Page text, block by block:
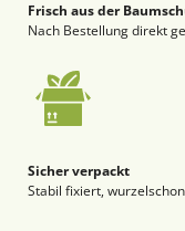
Frisch aus der
Nach Bestellung direkt
Sicher verpackt
Stabil fixiert,